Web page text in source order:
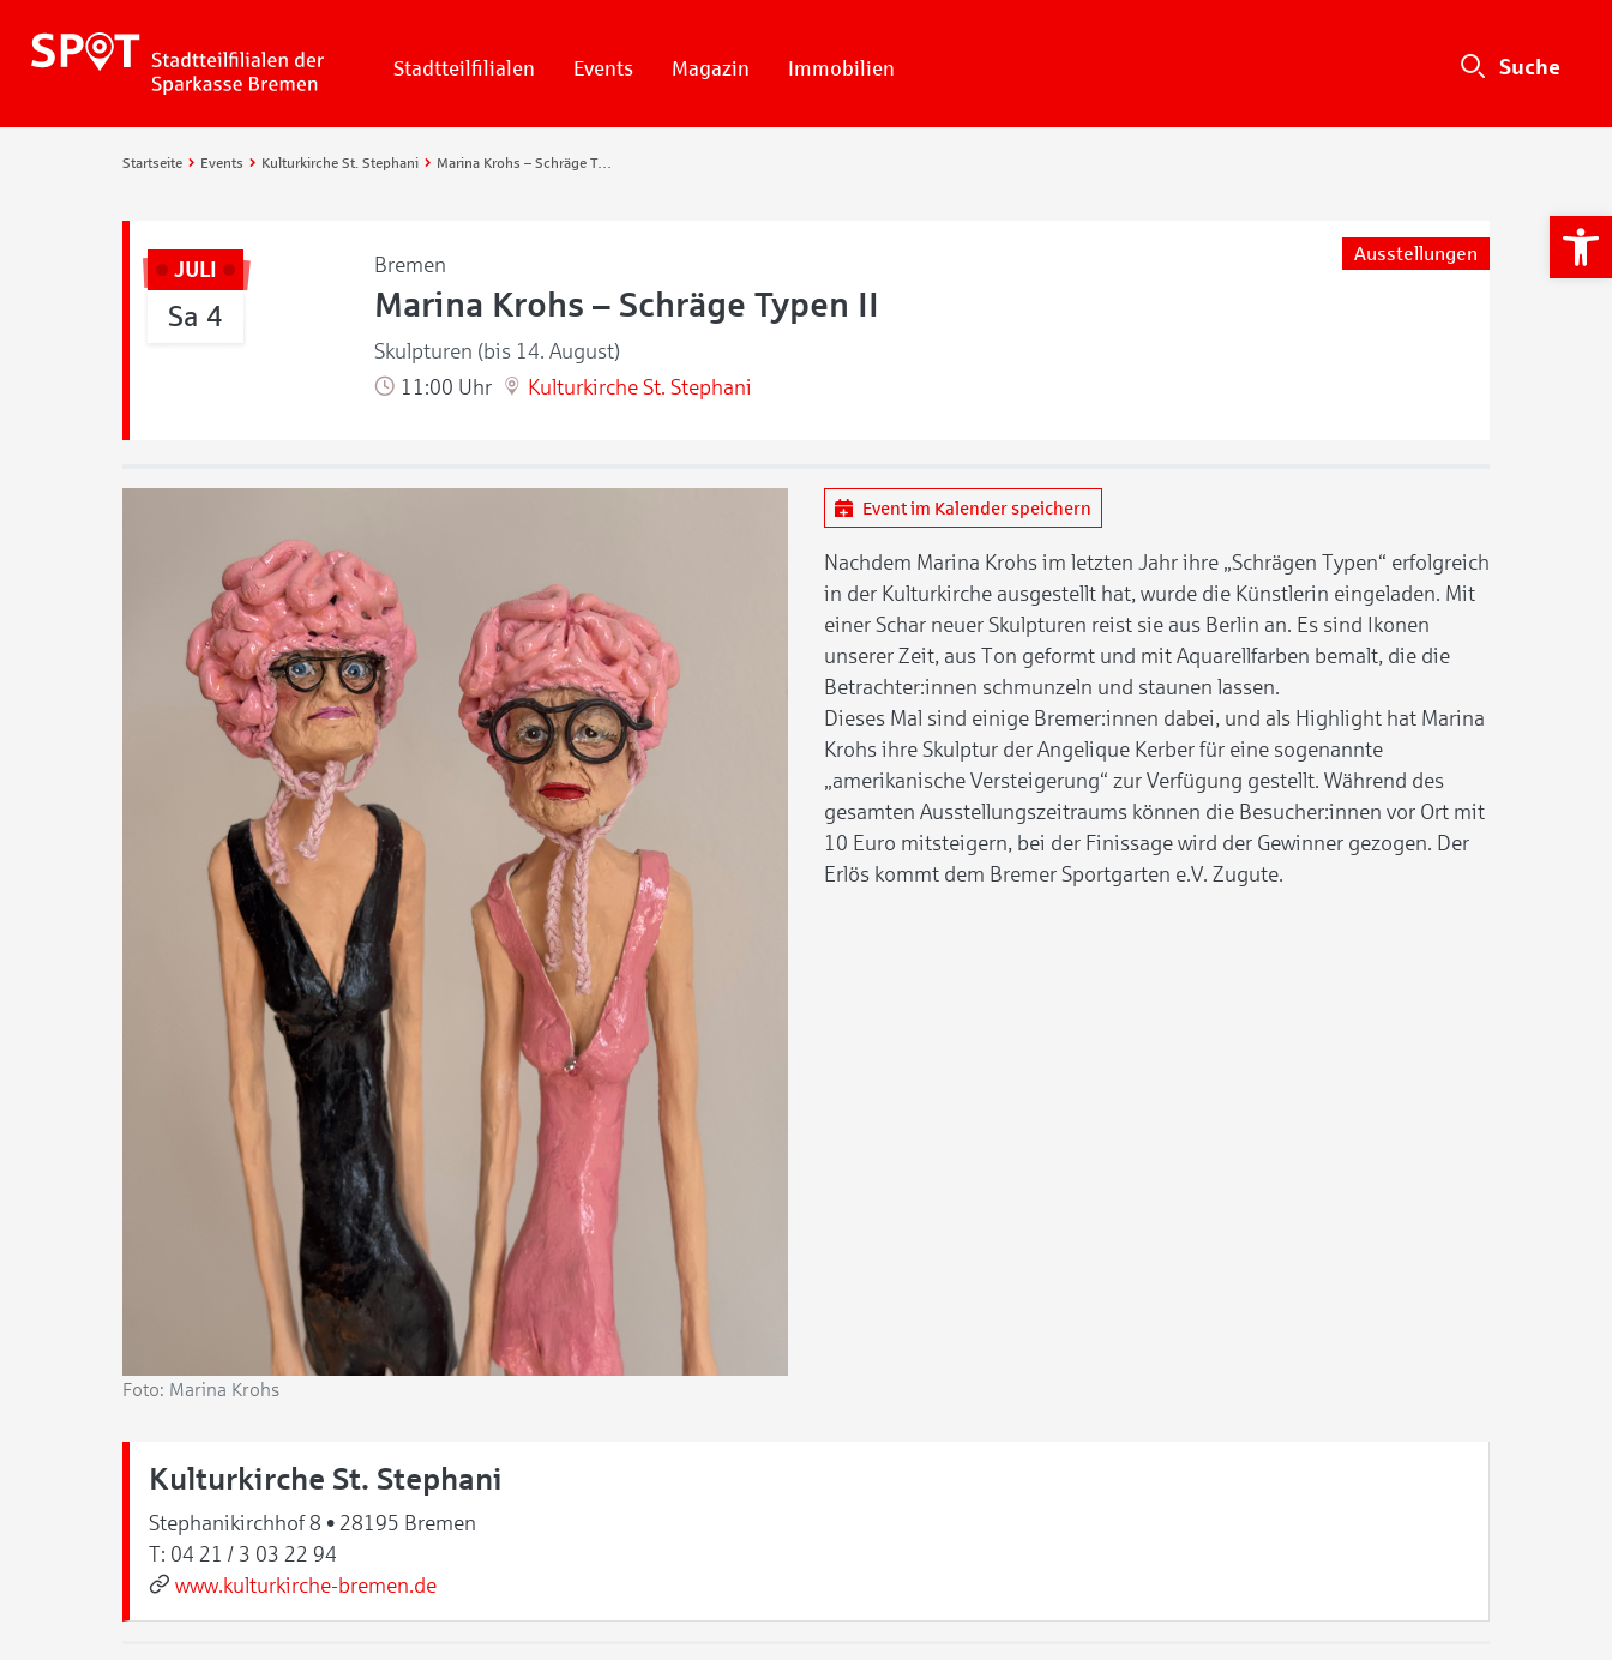
Stadtteilfilialen Events Magazin Immobilien
Startseite Events Kulturkirche St. Stephani Marina Krohs – Schräge Typen II
JULI
Sa 4
Bremen Ausstellungen
Marina Krohs – Schräge Typen II
Skulpturen (bis 14. August)
11:00 Uhr
Kulturkirche St. Stephani
Foto: Marina Krohs
Event im Kalender speichern
Nachdem Marina Krohs im letzten Jahr ihre „Schrägen Typen“ erfolgreich
in der Kulturkirche ausgestellt hat, wurde die Künstlerin eingeladen. Mit
einer Schar neuer Skulpturen reist sie aus Berlin an. Es sind Ikonen
unserer Zeit, aus Ton geformt und mit Aquarellfarben bemalt, die die
Betrachter:innen schmunzeln und staunen lassen.
Dieses Mal sind einige Bremer:innen dabei, und als Highlight hat Marina
Krohs ihre Skulptur der Angelique Kerber für eine sogenannte
„amerikanische Versteigerung“ zur Verfügung gestellt. Während des
gesamten Ausstellungszeitraums können die Besucher:innen vor Ort mit
10 Euro mitsteigern, bei der Finissage wird der Gewinner gezogen. Der
Erlös kommt dem Bremer Sportgarten e.V. Zugute.
Kulturkirche St. Stephani
Stephanikirchhof 8 • 28195 Bremen
T: 04 21 / 3 03 22 94
www.kulturkirche-bremen.de